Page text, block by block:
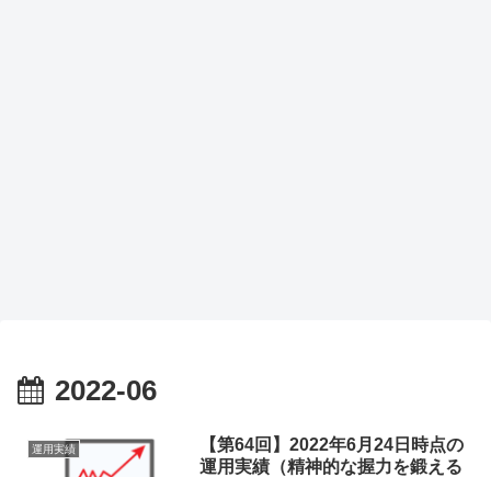
2022-06
運用実績
【第64回】2022年6月24日時点の
運用実績（精神的な握力を鍛える